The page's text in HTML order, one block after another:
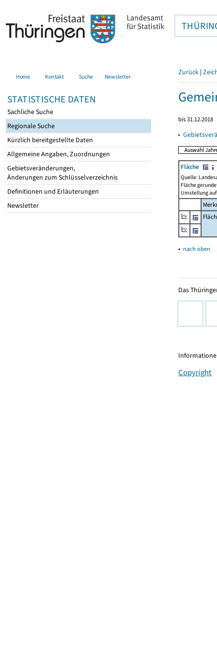
Home Kontakt Suche Newsletter
STATISTISCHE DATEN
Sachliche Suche
Regionale Suche
Kürzlich bereitgestellte Daten
Allgemeine Angaben, Zuordnungen
Gebietsveränderungen,
Änderungen zum Schlüsselverzeichnis
Definitionen und Erläuterungen
Newsletter
Zurück |
bis 31.12.2018
▸
Fläche
Quelle:
Fläche
Umstellung
▴ nach oben
Das
Copyright